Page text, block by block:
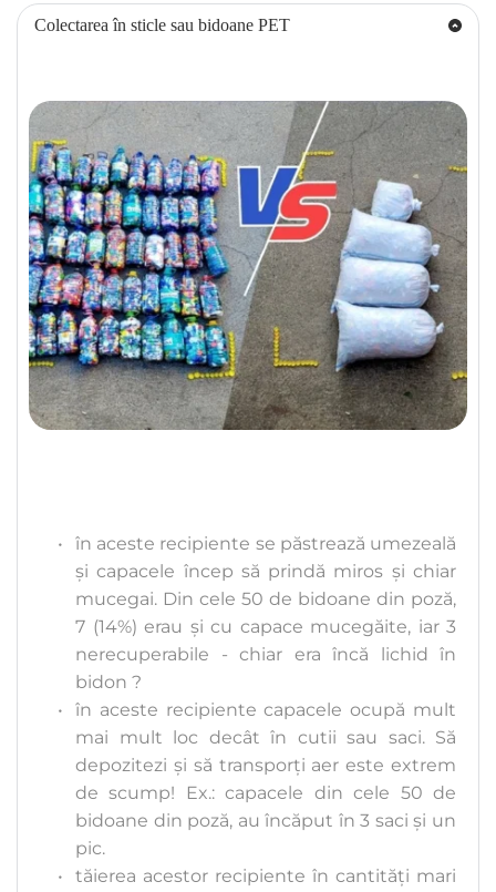
Colectarea în sticle sau bidoane PET
în aceste recipiente se păstrează umezeală
și capacele încep să prindă miros și chiar
mucegai. Din cele 50 de bidoane din poză,
7 (14%) erau și cu capace mucegăite, iar 3
nerecuperabile - chiar era încă lichid în
bidon ?
în aceste recipiente capacele ocupă mult
mai mult loc decât în cutii sau saci. Să
depozitezi și să transporți aer este extrem
de scump! Ex.: capacele din cele 50 de
bidoane din poză, au încăput în 3 saci și un
pic.
tăierea acestor recipiente în cantități mari